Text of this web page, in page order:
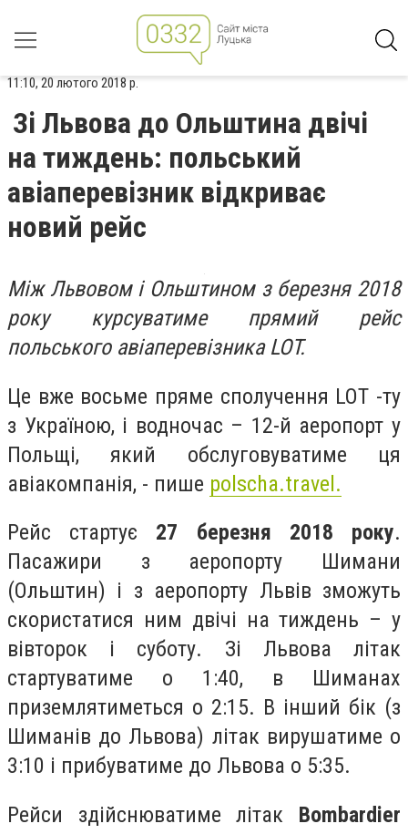
11:10, 20 лютого 2018 р.
Зі Львова до Ольштина двічі
на тиждень: польський
авіаперевізник відкриває
новий рейс
Між Львовом і Ольштином з березня 2018
року курсуватиме прямий рейс
польського авіаперевізника LOT.
Це вже восьме пряме сполучення LOT -ту
з Україною, і водночас – 12-й аеропорт у
Польщі, який обслуговуватиме ця
авіакомпанія, - пише polscha.travel.
Рейс стартує 27 березня 2018 року.
Пасажири з аеропорту Шимани
(Ольштин) і з аеропорту Львів зможуть
скористатися ним двічі на тиждень – у
вівторок і суботу. Зі Львова літак
стартуватиме о 1:40, в Шиманах
приземлятиметься о 2:15. В інший бік (з
Шиманів до Львова) літак вирушатиме о
3:10 і прибуватиме до Львова о 5:35.
Рейси здійснюватиме літак Bombardier